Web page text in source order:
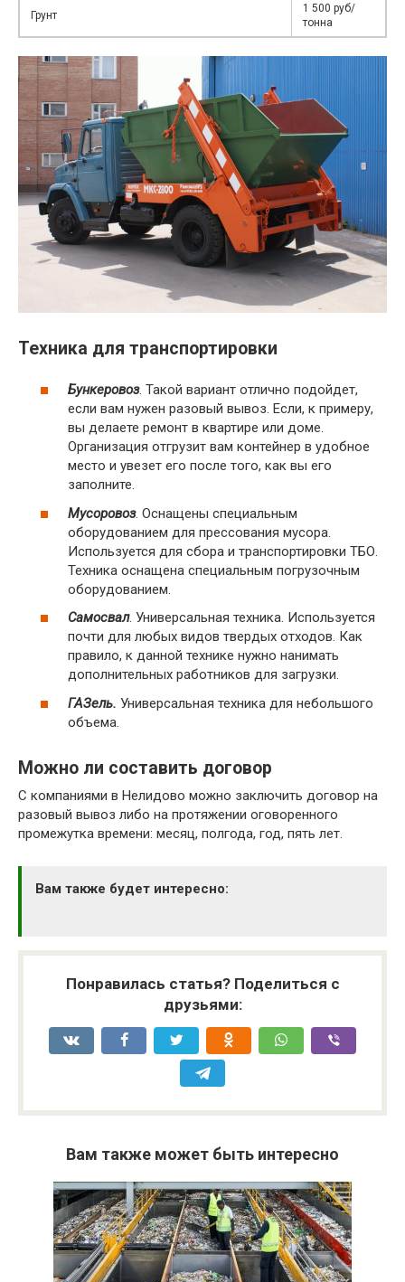
Грунт
1 500 руб/
тонна
Техника для транспортировки
Бункеровоз. Такой вариант отлично подойдет,
если вам нужен разовый вывоз. Если, к примеру,
вы делаете ремонт в квартире или доме.
Организация отгрузит вам контейнер в удобное
место и увезет его после того, как вы его
заполните.
Мусоровоз. Оснащены специальным
оборудованием для прессования мусора.
Используется для сбора и транспортировки ТБО.
Техника оснащена специальным погрузочным
оборудованием.
Самосвал. Универсальная техника. Используется
почти для любых видов твердых отходов. Как
правило, к данной технике нужно нанимать
дополнительных работников для загрузки.
ГАЗель. Универсальная техника для небольшого
объема.
Можно ли составить договор
С компаниями в Нелидово можно заключить договор на
разовый вывоз либо на протяжении оговоренного
промежутка времени: месяц, полгода, год, пять лет.
Вам также будет интересно:
Понравилась статья? Поделиться с
друзьями:
Вам также может быть интересно